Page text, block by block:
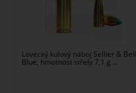
Lovecký kulový náboj Sellier &
Blue, hmotnost střely 7,1 g ...